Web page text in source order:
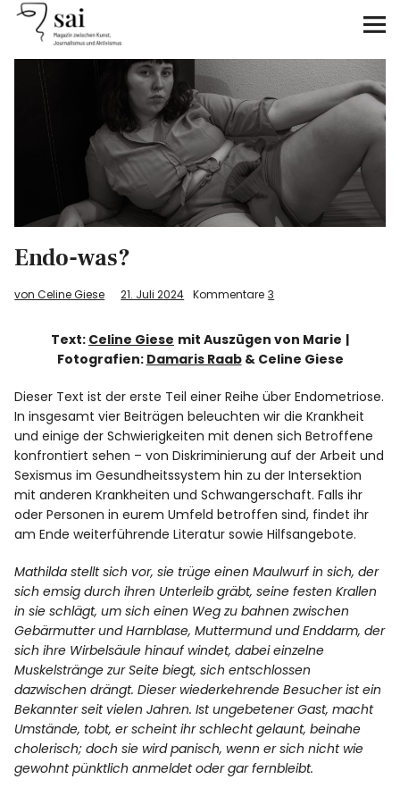
sai
Unterstützen
Klimagerechtigkeit
Antirassismus
Feminismen
Kunst&Literatur
Über uns
FacebookInstagram
Info
Endo-was?
von Celine Giese 21. Juli 2024 Kommentare 3
Text: Celine Giese mit Auszügen von Marie |
Fotografien: Damaris Raab& Celine Giese
Dieser Text ist der erste Teil einer Reihe über Endometriose.
In insgesamt vier Beiträgen beleuchten wir die Krankheit
und einige der Schwierigkeiten mit denen sich Betroffene
konfrontiert sehen – von Diskriminierung auf der Arbeit und
Sexismus im Gesundheitssystem hin zu der Intersektion
mit anderen Krankheiten und Schwangerschaft. Falls ihr
oder Personen in eurem Umfeld betroffen sind, findet ihr
am Ende weiterführende Literatur sowie Hilfsangebote.
Mathilda stellt sich vor, sie trüge einen Maulwurf in sich, der
sich emsig durch ihren Unterleib gräbt, seine festen Krallen
in sie schlägt, um sich einen Weg zu bahnen zwischen
Gebärmutter und Harnblase, Muttermund und Enddarm, der
sich ihre Wirbelsäule hinauf windet, dabei einzelne
Muskelstränge zur Seite biegt, sich entschlossen
dazwischen drängt. Dieser wiederkehrende Besucher ist ein
Bekannter seit vielen Jahren. Ist ungebetener Gast, macht
Umstände, tobt, er scheint ihr schlecht gelaunt, beinahe
cholerisch; doch sie wird panisch, wenn er sich nicht wie
gewohnt pünktlich anmeldet oder gar fernbleibt.